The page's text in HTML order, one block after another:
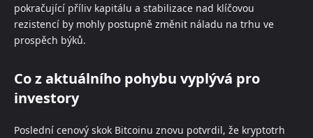
pokračující příliv kapitálu a stabilizace nad klíčovou
rezistencí by mohly postupně změnit náladu na trhu ve
prospěch býků.
Co z aktuálního pohybu vyplývá pro
investory
Poslední cenový skok Bitcoinu znovu potvrdil, že kryptotrh